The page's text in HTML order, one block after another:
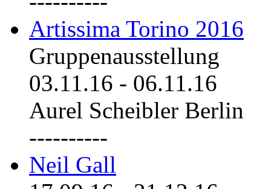
Artissima Torino 2016
Gruppenausstellung
03.11.16 - 06.11.16
Aurel Scheibler Berlin
----------
Neil Gall